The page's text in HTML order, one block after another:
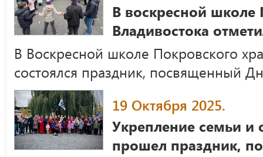
В воскресной школе
Владивостока
В Воскресной школе Покровского
состоялся праздник, посвященный
19 Октября 2025.
Укрепление семьи
прошел праздник,